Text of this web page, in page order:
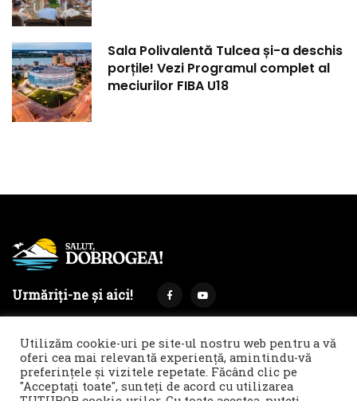
Sala Polivalentă Tulcea și-a deschis
porțile! Vezi Programul complet al
meciurilor FIBA U18
Urmăriți-ne și aici!
Termeni și condiții
Politica de cookies & GDPR
Utilizăm cookie-uri pe site-ul nostru web pentru a vă
oferi cea mai relevantă experiență, amintindu-vă
preferințele și vizitele repetate. Făcând clic pe
"Acceptați toate", sunteți de acord cu utilizarea